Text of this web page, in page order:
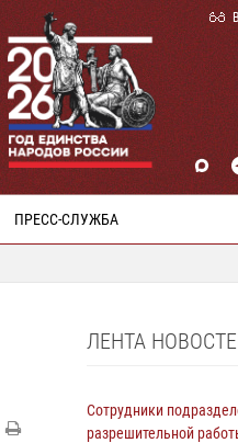
ПРЕСС-СЛУЖБА
ЛЕНТА
Сотрудники
разрешительной